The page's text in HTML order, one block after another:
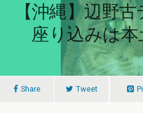
【沖縄】辺野
座り込みは
Share Tweet